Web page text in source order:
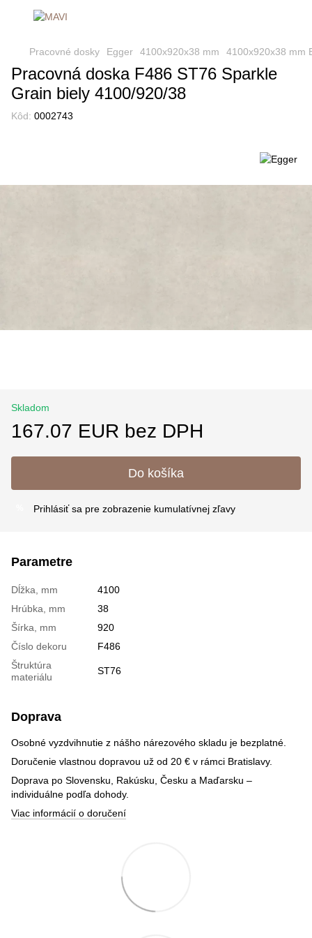
Pracovné dosky Egger 4100x920x38 mm 4100x920x38 mm
Pracovná doska F486 ST76 Sparkle
Grain biely 4100/920/38
Kôd: 0002743
Skladom
167.07 EUR bez DPH
Do košíka
Prihlásiť sa pre zobrazenie kumulatívnej zľavy
Parametre
Dĺžka, mm
4100
Hrúbka, mm
38
Šírka, mm
920
Číslo dekoru
F486
Štruktúra
materiálu
ST76
Doprava
Osobné vyzdvihnutie z nášho nárezového skladu je bezplatné.
Doručenie vlastnou dopravou už od 20 € v rámci Bratislavy.
Doprava po Slovensku, Rakúsku, Česku a Maďarsku –
individuálne podľa dohody.
Viac informácií o doručení